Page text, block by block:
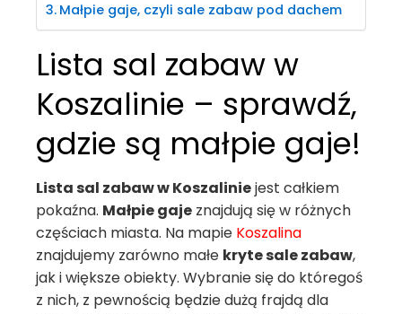
Małpie gaje, czyli sale zabaw pod dachem
Lista sal zabaw w
Koszalinie – sprawdź,
gdzie są małpie gaje!
Lista sal zabaw w Koszaliniejest całkiem
pokaźna. Małpie gaje znajdują się w różnych
częściach miasta. Na mapie Koszalina
znajdujemy zarówno małe kryte sale zabaw,
jak i większe obiekty. Wybranie się do któregoś
z nich, z pewnością będzie dużą frajdą dla